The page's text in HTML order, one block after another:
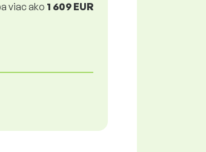
viac ako 1 609 EUR